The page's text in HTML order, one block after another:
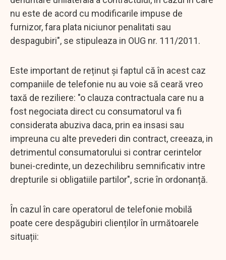
nu este de acord cu modificarile impuse de
furnizor, fara plata niciunor penalitati sau
despagubiri", se stipuleaza in OUG nr. 111/2011.
Este important de reținut și faptul că în acest caz
companiile de telefonie nu au voie să ceară vreo
taxă de reziliere: "o clauza contractuala care nu a
fost negociata direct cu consumatorul va fi
considerata abuziva daca, prin ea insasi sau
impreuna cu alte prevederi din contract, creeaza, in
detrimentul consumatorului si contrar cerintelor
bunei-credinte, un dezechilibru semnificativ intre
drepturile si obligatiile partilor", scrie în ordonanță.
În cazul în care operatorul de telefonie mobilă
poate cere despăgubiri clienților în următoarele
situații: